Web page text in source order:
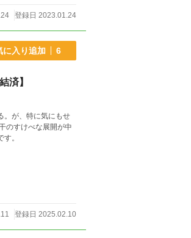
登録日 2023.01.24
に入り追加 6
済】
。が、特に気にもせ
のすけべな展開が中
。
登録日 2025.02.10